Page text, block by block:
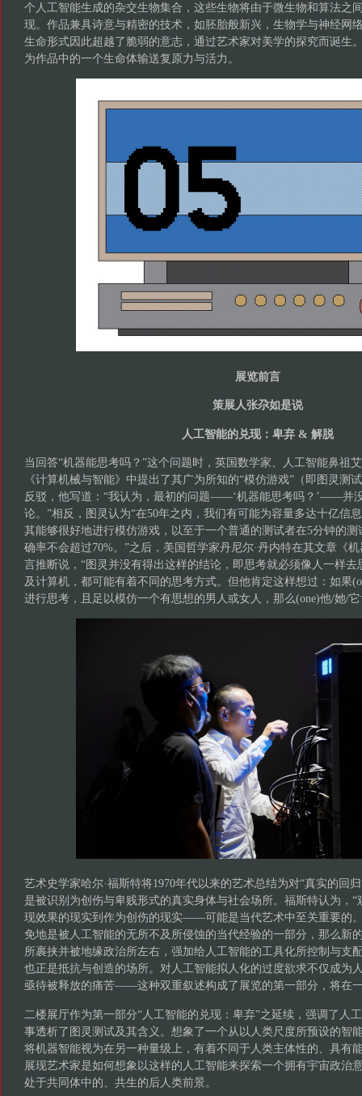
个人工智能生成的杂交生物集合，这些生物将由于微生物和算法之
现。作品兼具诗意与精密的技术，如胚胎般新兴，生物学与神经网
生命形式因此超越了脆弱的意志，通过艺术家对美学的探究而诞生
为作品中的一个生命体输送复原力与活力。
展览前言
策展人张尕如是说
人工智能的兑现：卑弃 & 解脱
当回答“机器能思考吗？”这个问题时，英国数学家、人工智能鼻祖
《计算机械与智能》中提出了其广为所知的“模仿游戏”（即图灵测
反驳，他写道：“我认为，最初的问题——‘机器能思考吗？’——并
论。”相反，图灵认为“在50年之内，我们有可能为容量多达十亿信
其能够很好地进行模仿游戏，以至于一个普通的测试者在5分钟的
确率不会超过70%。”之后，美国哲学家丹尼尔·丹内特在其文章《
言推断说，“图灵并没有得出这样的结论，即思考就必须像人一样
及计算机，都可能有着不同的思考方式。但他肯定这样想过：如果
进行思考，且足以模仿一个有思想的男人或女人，那么(one)他/她/
艺术史学家哈尔·福斯特将1970年代以来的艺术总结为对“真实的回
是被识别为创伤与卑贱形式的真实身体与社会场所。福斯特认为
现效果的现实到作为创伤的现实——可能是当代艺术中至关重要的
免地是被人工智能的无所不及所侵蚀的当代经验的一部分，那么新
所裹挟并被地缘政治所左右，强加给人工智能的工具化所控制与支
也正是抵抗与创造的场所。对人工智能拟人化的过度欲求不仅成为
亟待被释放的痛苦——这种双重叙述构成了展览的第一部分，将在
二楼展厅作为第一部分“人工智能的兑现：卑弃”之延续，强调了人
事透析了图灵测试及其含义。想象了一个从以人类尺度所预设的智
将机器智能视为在另一种量级上，有着不同于人类主体性的、具有
展现艺术家是如何想象以这样的人工智能来探索一个拥有宇宙政治
处于共同体中的、共生的后人类前景。